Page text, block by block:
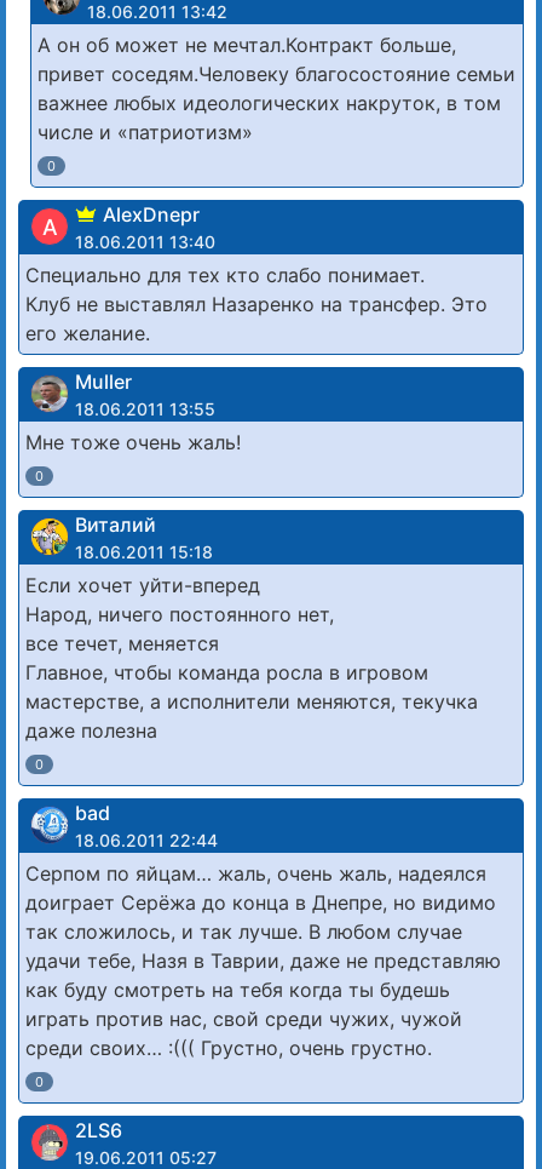
18.06.2011 13:42
А он об может не мечтал.Контракт больше,
привет соседям.Человеку благосостояние семьи
важнее любых идеологических накруток, в том
числе и «патриотизм»
0
A AlexDnepr
18.06.2011 13:40
Специально для тех кто слабо понимает.
Клуб не выставлял Назаренко на трансфер. Это
его желание.
Muller
18.06.2011 13:55
Мне тоже очень жаль!
0
Виталий
18.06.2011 15:18
Если хочет уйти-вперед
Народ, ничего постоянного нет,
все течет, меняется
Главное, чтобы команда росла в игровом
мастерстве, а исполнители меняются, текучка
даже полезна
0
bad
18.06.2011 22:44
Серпом по яйцам… жаль, очень жаль, надеялся
доиграет Серёжа до конца в Днепре, но видимо
так сложилось, и так лучше. В любом случае
удачи тебе, Назя в Таврии, даже не представляю
как буду смотреть на тебя когда ты будешь
играть против нас, свой среди чужих, чужой
среди своих… :((( Грустно, очень грустно.
0
2LS6
19.06.2011 05:27